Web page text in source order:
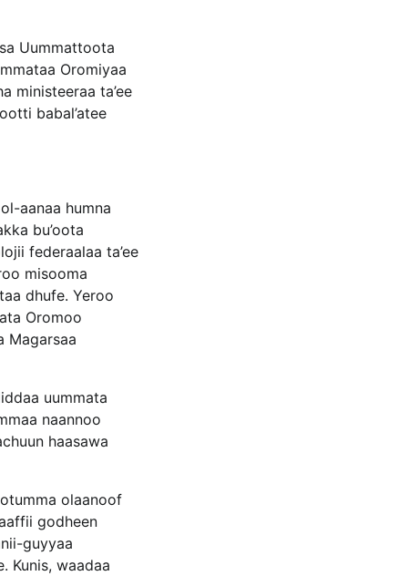
Uummattoota
Oromiyaa
ministeeraa ta’ee
babal’atee
aanaa humna
bu’oota
federaalaa ta’ee
misooma
dhufe. Yeroo
Oromoo
Magarsaa
uummata
naannoo
haasawa
olaanoof
godheen
guyyaa
Kunis, waadaa